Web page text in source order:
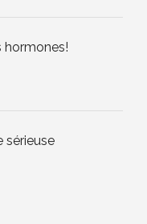
hormones!
sérieuse